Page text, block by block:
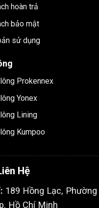
hoàn trả
bảo mật
sử dụng
Prokennex
Yonex
Lining
Kumpoo
Hệ
189 Hồng Lạc, Phường
Hồ Chí Minh